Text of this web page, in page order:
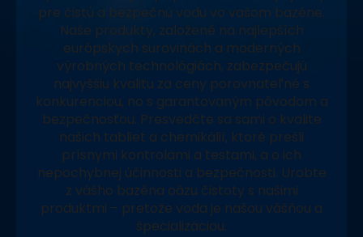
pre čistú a bezpečnú vodu vo vašom bazéne.
Naše produkty, založené na najlepších
európskych surovinách a moderných
výrobných technológiách, zabezpečujú
najvyššiu kvalitu za ceny porovnateľné s
konkurenciou, no s garantovaným pôvodom a
bezpečnosťou. Presvedčte sa sami o kvalite
našich tabliet a chemikálií, ktoré prešli
prísnymi kontrolami a testami, a o ich
nepochybnej účinnosti a bezpečnosti. Urobte
z vášho bazéna oázu čistoty s našimi
produktmi – pretože voda je našou vášňou a
špecializáciou.